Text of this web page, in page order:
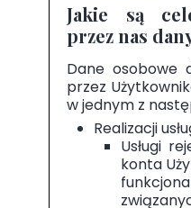
Jakie są
przez nas
Dane osobowe
przez
w jednym z
Realizacji
Usługi
konta